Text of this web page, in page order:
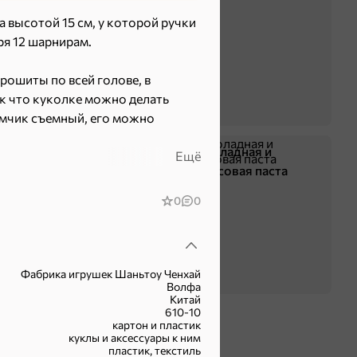
высотой 15 см, у которой ручки
12 шарнирам.
по всей голове, в
что куколке можно делать
съемный, его можно
15×6×20 см. Девочкам
отлично проведут время за
лет.
любовь, внимание и заботу.
Ещё
0 0
Фабрика игрушек Шаньтоу Ченхай
Волфа
Китай
610-10
картон и пластик
куклы и аксессуары к ним
пластик, текстиль
Шоколадная и
арахисовая паста